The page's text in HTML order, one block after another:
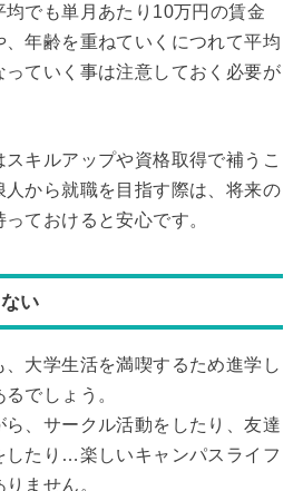
均でも単月あたり10万円の賃金
年齢を重ねていくにつれて平均
ていく事は注意しておく必要が
キルアップや資格取得で補うこ
人から就職を目指す際は、将来の
ておけると安心です。
い
大学生活を満喫するため進学し
でしょう。
、サークル活動をしたり、友達
したり…楽しいキャンパスライフ
ません。